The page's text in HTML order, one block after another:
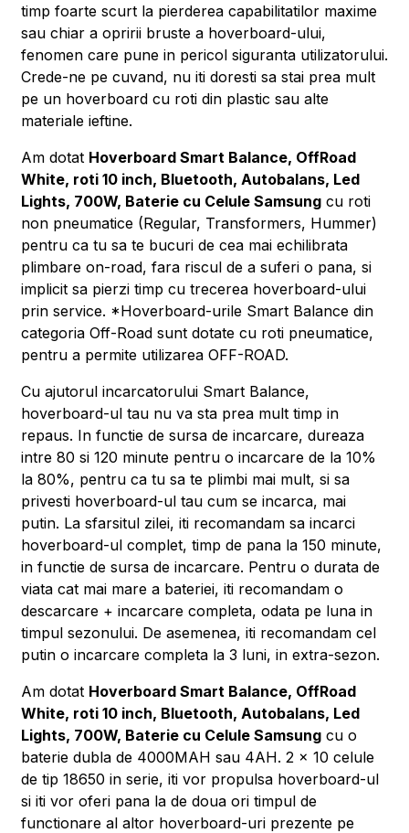
timp foarte scurt la pierderea capabilitatilor maxime
sau chiar a opririi bruste a hoverboard-ului,
fenomen care pune in pericol siguranta utilizatorului.
Crede-ne pe cuvand, nu iti doresti sa stai prea mult
pe un hoverboard cu roti din plastic sau alte
materiale ieftine.
Am dotat Hoverboard Smart Balance, OffRoad
White, roti 10 inch, Bluetooth, Autobalans, Led
Lights, 700W, Baterie cu Celule Samsung cu roti
non pneumatice (Regular, Transformers, Hummer)
pentru ca tu sa te bucuri de cea mai echilibrata
plimbare on-road, fara riscul de a suferi o pana, si
implicit sa pierzi timp cu trecerea hoverboard-ului
prin service. *Hoverboard-urile Smart Balance din
categoria Off-Road sunt dotate cu roti pneumatice,
pentru a permite utilizarea OFF-ROAD.
Cu ajutorul incarcatorului Smart Balance,
hoverboard-ul tau nu va sta prea mult timp in
repaus. In functie de sursa de incarcare, dureaza
intre 80 si 120 minute pentru o incarcare de la 10%
la 80%, pentru ca tu sa te plimbi mai mult, si sa
privesti hoverboard-ul tau cum se incarca, mai
putin. La sfarsitul zilei, iti recomandam sa incarci
hoverboard-ul complet, timp de pana la 150 minute,
in functie de sursa de incarcare. Pentru o durata de
viata cat mai mare a bateriei, iti recomandam o
descarcare + incarcare completa, odata pe luna in
timpul sezonului. De asemenea, iti recomandam cel
putin o incarcare completa la 3 luni, in extra-sezon.
Am dotat Hoverboard Smart Balance, OffRoad
White, roti 10 inch, Bluetooth, Autobalans, Led
Lights, 700W, Baterie cu Celule Samsung cu o
baterie dubla de 4000MAH sau 4AH. 2 x 10 celule
de tip 18650 in serie, iti vor propulsa hoverboard-ul
si iti vor oferi pana la de doua ori timpul de
functionare al altor hoverboard-uri prezente pe